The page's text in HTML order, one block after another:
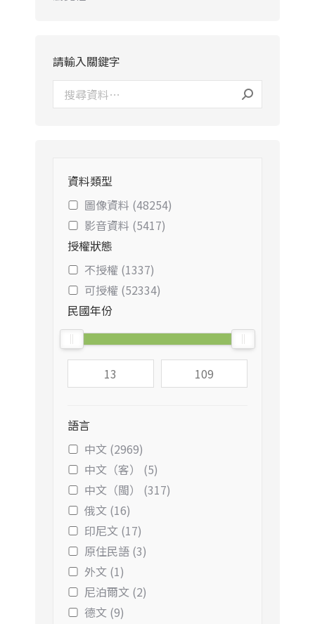
請輸入關鍵字
資料類型
圖像資料 (48254)
影音資料 (5417)
授權狀態
不授權 (1337)
可授權 (52334)
民國年份
語言
中文 (2969)
中文（客） (5)
中文（閩） (317)
俄文 (16)
印尼文 (17)
原住民語 (3)
外文 (1)
尼泊爾文 (2)
德文 (9)